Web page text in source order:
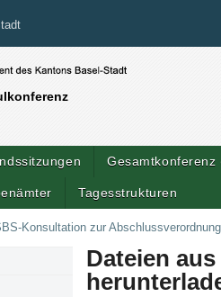
Gesamtkonferenz
Tagesstrukturen
Konsultation zur
Dateien